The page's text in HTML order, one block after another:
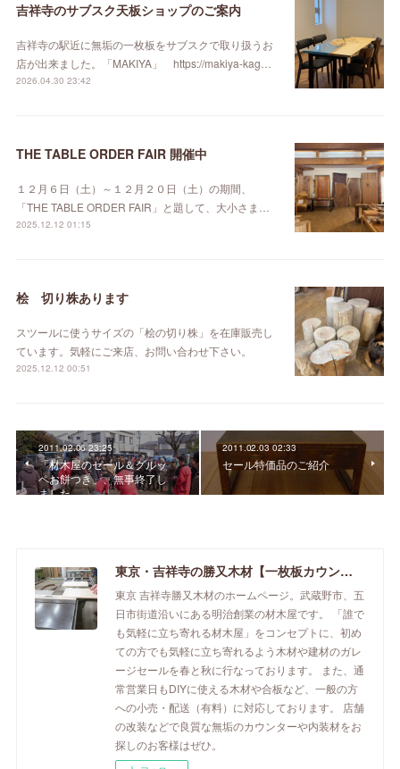
吉祥寺のサブスク天板ショップのご案内
吉祥寺の駅近に無垢の一枚板をサブスクで取り扱うお
店が出来ました。「MAKIYA」 https://makiya-kag…
2026.04.30 23:42
THE TABLE ORDER FAIR 開催中
１２月６日（土）～１２月２０日（土）の期間、
「THE TABLE ORDER FAIR」と題して、大小さま…
2025.12.12 01:15
桧 切り株あります
スツールに使うサイズの「桧の切り株」を在庫販売し
ています。気軽にご来店、お問い合わせ下さい。
2025.12.12 00:51
2011.02.06 23:25
「材木屋のセール＆グルッ
ペお餅つき」、無事終了し
ました。
2011.02.03 02:33
セール特価品のご紹介
東京・吉祥寺の勝又木材【一枚板カウンター】
東京 吉祥寺勝又木材のホームページ。武蔵野市、五
日市街道沿いにある明治創業の材木屋です。 「誰で
も気軽に立ち寄れる材木屋」をコンセプトに、初め
ての方でも気軽に立ち寄れるよう木材や建材のガレ
ージセールを春と秋に行なっております。 また、通
常営業日もDIYに使える木材や合板など、一般の方
への小売・配送（有料）に対応しております。 店舗
の改装などで良質な無垢のカウンターや内装材をお
探しのお客様はぜひ。